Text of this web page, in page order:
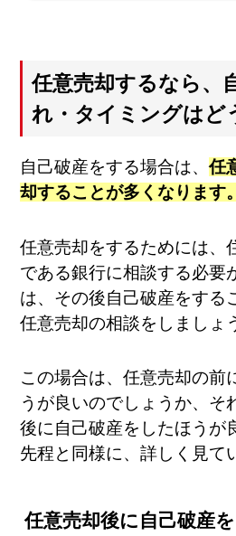
任意売却するなら、
れ・タイミングはど
自己破産をする場合は、任
却することが多くなります。
任意売却をするためには、
である銀行に相談する必要
は、その後自己破産をする
任意売却の相談をしましょ
この場合は、任意売却の前
うが良いのでしょうか、そ
後に自己破産をしたほうが
先程と同様に、詳しく見て
任意売却後に自己破産